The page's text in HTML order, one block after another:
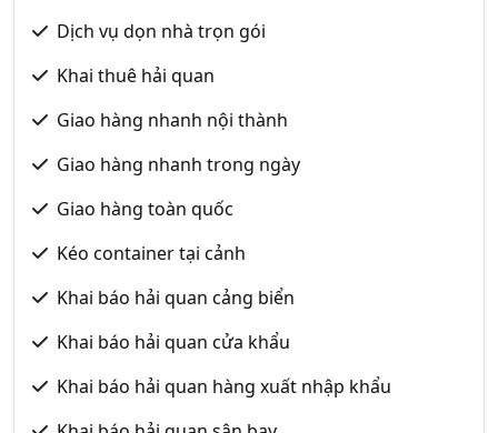
Dịch vụ dọn nhà trọn gói
Khai thuê hải quan
Giao hàng nhanh nội thành
Giao hàng nhanh trong ngày
Giao hàng toàn quốc
Kéo container tại cảnh
Khai báo hải quan cảng biển
Khai báo hải quan cửa khẩu
Khai báo hải quan hàng xuất nhập khẩu